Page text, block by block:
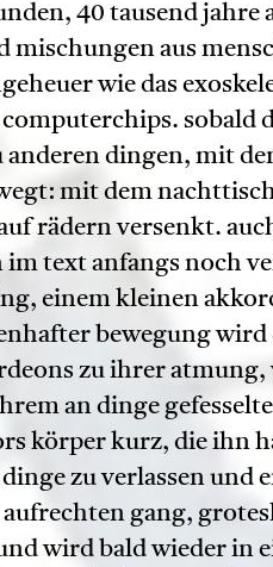
40 tausend jahre
mischungen aus
wie das
sobald
dingen, mit
mit dem
rädern versenkt.
im text anfangs noch
einem kleinen
bewegung wird
zu ihrer atmung,
an dinge
körper kurz, die ihn
zu verlassen und
gang,
wird bald wieder in